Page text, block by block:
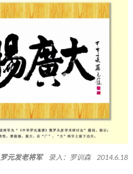
罗元发老将军录入：罗训森 2014.6.18